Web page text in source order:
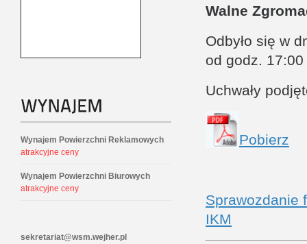
Walne
Odbyło się w
od godz. 17:00
Uchwały
Pobierz
Sprawozdanie
IKM
Wynajem Powierzchni Reklamowych
atrakcyjne ceny
Wynajem Powierzchni Biurowych
atrakcyjne ceny
sekretariat@wsm.wejher.pl